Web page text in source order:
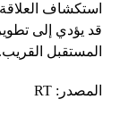
استكشاف
قد يؤدي إلى
المستقبل القريب.
المصدر: RT